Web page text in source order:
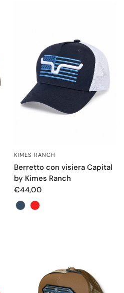
OCCHIATA VELOCE
KIMES RANCH
Berretto con visiera Capital
by Kimes Ranch
€44,00
Colore